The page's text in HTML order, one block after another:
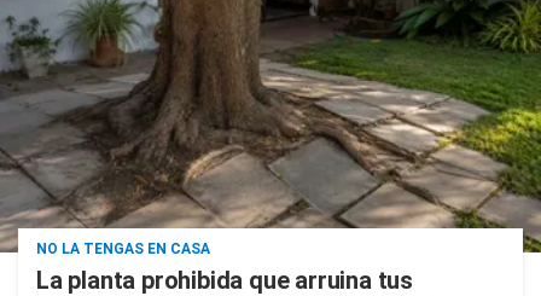
NO LA TENGAS EN CASA
La planta prohibida que arruina tus